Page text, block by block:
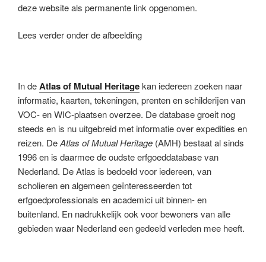
deze website als permanente link opgenomen.
Lees verder onder de afbeelding
In deAtlas of Mutual Heritagekan iedereen zoeken naar
informatie, kaarten, tekeningen, prenten en schilderijen van
VOC- en WIC-plaatsen overzee. De database groeit nog
steeds en is nu uitgebreid met informatie over expedities en
reizen. DeAtlas of Mutual Heritage (AMH) bestaat al sinds
1996 en is daarmee de oudste erfgoeddatabase van
Nederland. De Atlas is bedoeld voor iedereen, van
scholieren en algemeen geïnteresseerden tot
erfgoedprofessionals en academici uit binnen- en
buitenland. En nadrukkelijk ook voor bewoners van alle
gebieden waar Nederland een gedeeld verleden mee heeft.